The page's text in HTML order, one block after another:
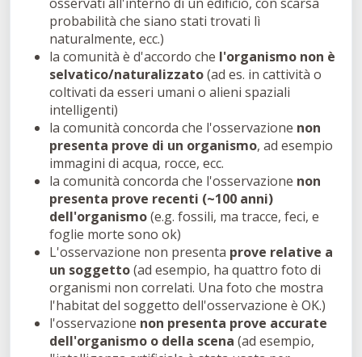
probabilità che siano stati trovati lì
naturalmente, ecc.)
la comunità è d'accordo che l'organismo non è
selvatico/naturalizzato(ad es. in cattività o
coltivati da esseri umani o alieni spaziali
intelligenti)
la comunità concorda che l'osservazione non
presenta prove di un organismo, ad esempio
immagini di acqua, rocce, ecc.
la comunità concorda che l'osservazione non
presenta prove recenti (~100 anni)
dell'organismo(e.g. fossili, ma tracce, feci, e
foglie morte sono ok)
L'osservazione non presenta prove relative a
un soggetto(ad esempio, ha quattro foto di
organismi non correlati. Una foto che mostra
l'habitat del soggetto dell'osservazione è OK.)
l'osservazione non presenta prove accurate
dell'organismo o della scena (ad esempio,